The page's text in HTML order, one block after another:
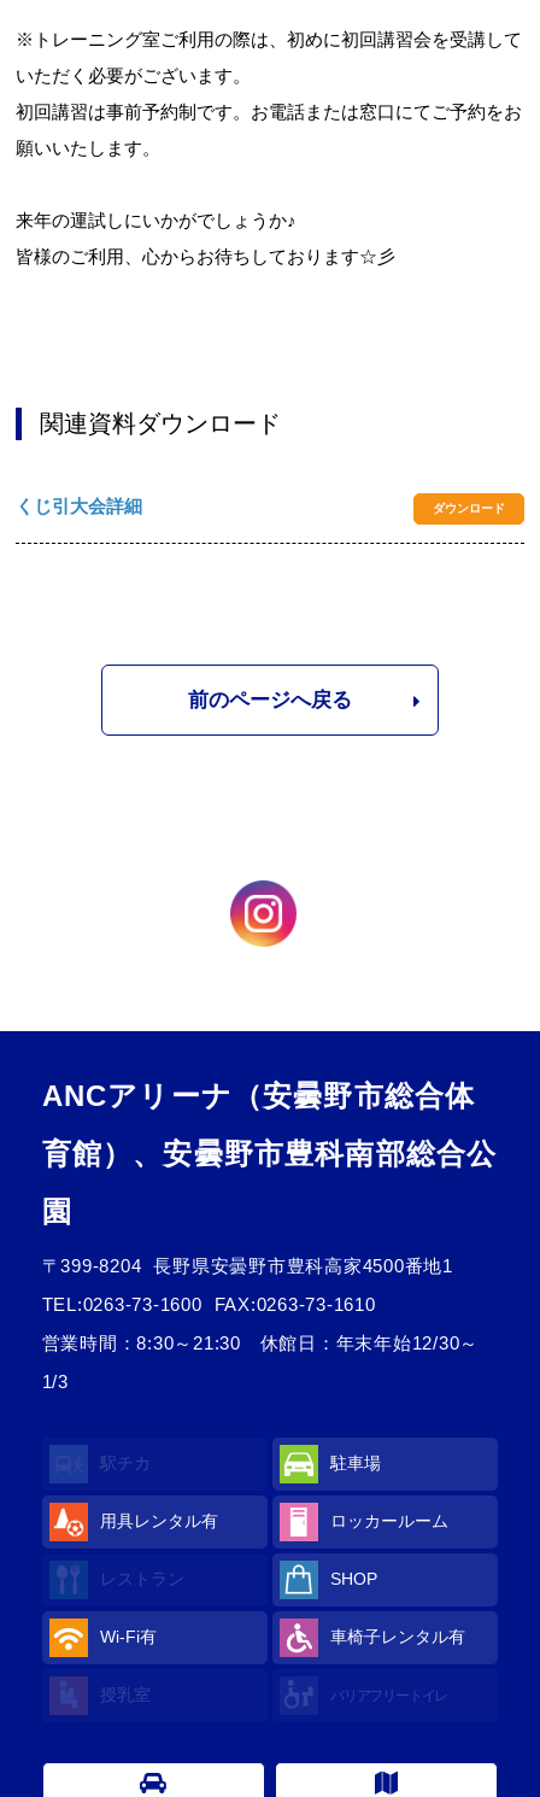
※トレーニング室ご利用の際は、初めに初回講習会を受講して
いただく必要がございます。
初回講習は事前予約制です。お電話または窓口にてご予約をお
願いいたします。
来年の運試しにいかがでしょうか♪
皆様のご利用、心からお待ちしております☆彡
関連資料ダウンロード
くじ引大会詳細 ダウンロード
前のページへ戻る
ANCアリーナ（安曇野市総合体
育館）、安曇野市豊科南部総合公
園
〒399-8204
長野県安曇野市豊科高家4500番地1
TEL:0263-73-1600
FAX:0263-73-1610
営業時間：8:30～21:30 休館日：年末年始12/30～
1/3
駅チカ 駐車場
用具レンタル有 ロッカールーム
レストラン SHOP
Wi-Fi有 車椅子レンタル有
授乳室 バリアフリートイレ